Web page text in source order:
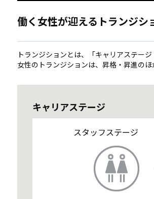
働く女性が迎えるトランジシ
トランジションとは、「キャリアステー
女性のトランジションは、昇格・昇進のほ
キャリアステージ
スタッフステージ